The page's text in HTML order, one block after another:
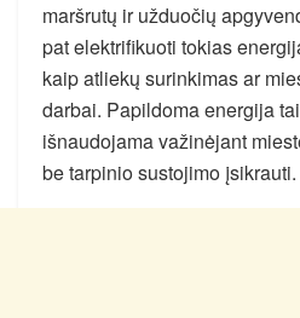
maršrutų ir užduočių
pat elektrifikuoti tokias
kaip atliekų surinkimas ar
darbai. Papildoma energija
išnaudojama važinėjant
be tarpinio sustojimo įsikrauti.